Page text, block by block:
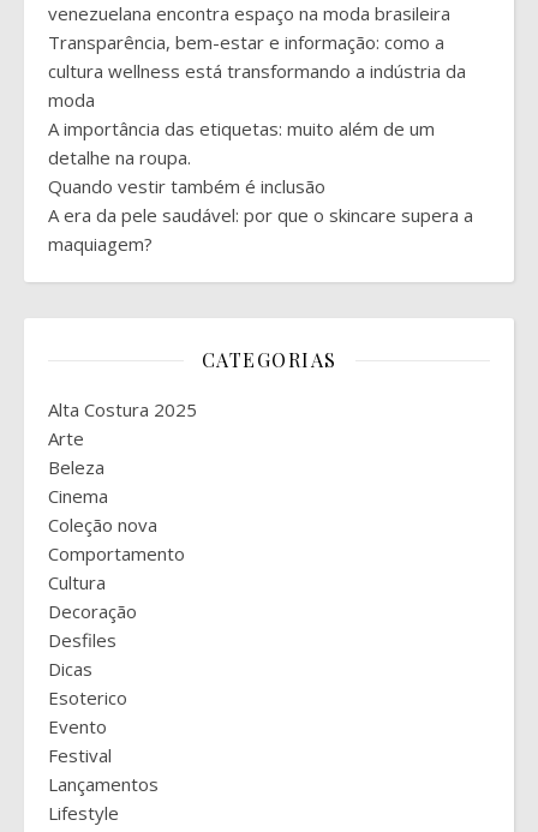
venezuelana encontra espaço na moda brasileira
Transparência, bem-estar e informação: como a
cultura wellness está transformando a indústria da
moda
A importância das etiquetas: muito além de um
detalhe na roupa.
Quando vestir também é inclusão
A era da pele saudável: por que o skincare supera a
maquiagem?
CATEGORIAS
Alta Costura 2025
Arte
Beleza
Cinema
Coleção nova
Comportamento
Cultura
Decoração
Desfiles
Dicas
Esoterico
Evento
Festival
Lançamentos
Lifestyle